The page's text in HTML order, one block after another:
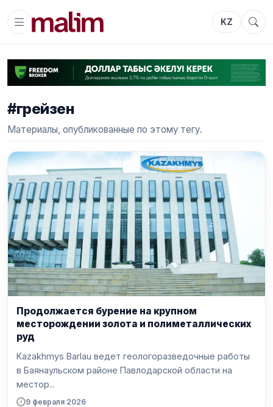
KZ
#грейзен
Материалы, опубликованные по этому тегу.
Продолжается бурение на крупном
месторождении золота и полиметаллических
руд
Kazakhmys Barlau ведет геологоразведочные работы
в Баянаульском районе Павлодарской области на
местор...
9 февраля 2026